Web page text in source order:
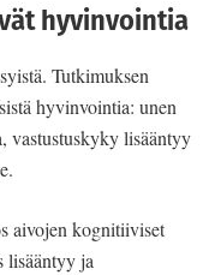
hyvinvointia
Tutkimuksen
hyvinvointia: unen
vastustuskyky lisääntyy
aivojen kognitiiviset
lisääntyy ja